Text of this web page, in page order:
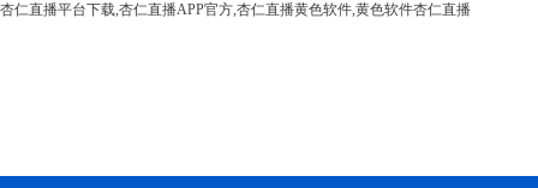
杏仁直播平台下载,杏仁直播APP官方,杏仁直播黄色软件,黄色软件杏仁直播